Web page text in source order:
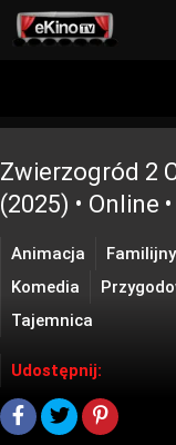
Zwierzogród 2
(2025) • Online
Animacja
Familijny
Komedia
Tajemnica
Udostępnij: